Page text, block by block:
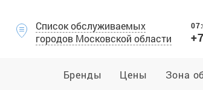
Список обслуживаемых
городов Московской области
Бренды Цены Зона